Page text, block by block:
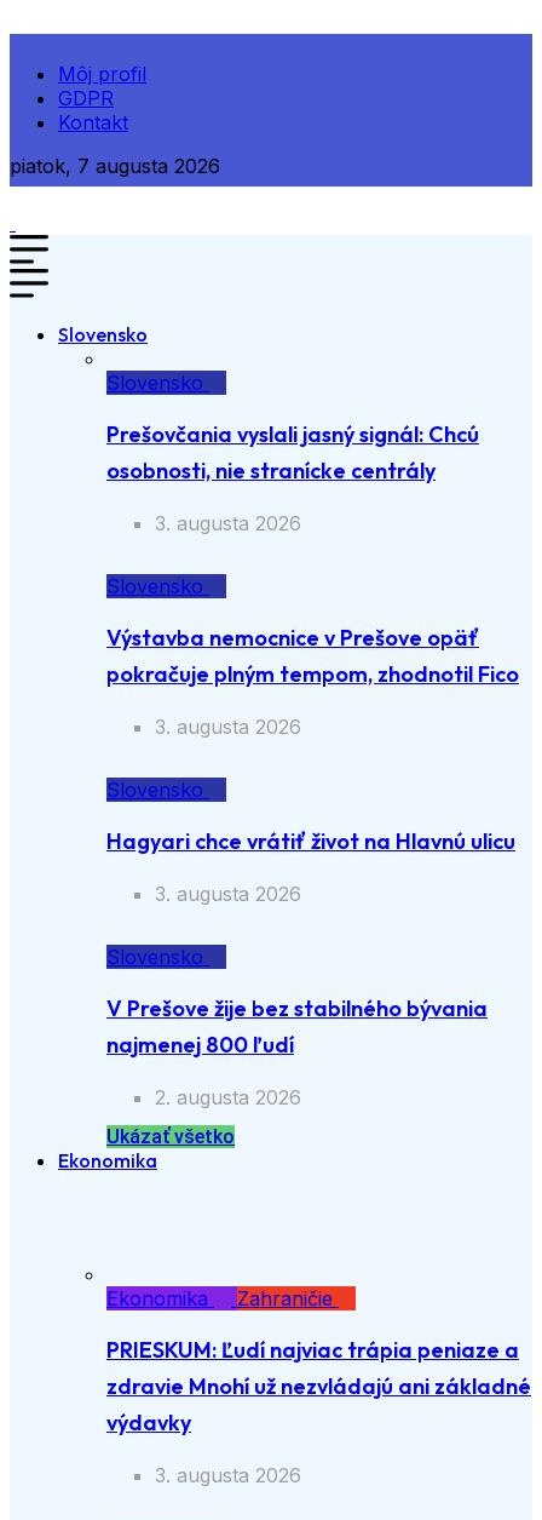
Môj profil
GDPR
Kontakt
piatok, 7 augusta 2026
Slovensko
Slovensko
Prešovčania vyslali jasný signál: Chcú
osobnosti, nie stranícke centrály
3. augusta 2026
Slovensko
Výstavba nemocnice v Prešove opäť
pokračuje plným tempom, zhodnotil Fico
3. augusta 2026
Slovensko
Hagyari chce vrátiť život na Hlavnú ulicu
3. augusta 2026
Slovensko
V Prešove žije bez stabilného bývania
najmenej 800 ľudí
2. augusta 2026
Ukázať všetko
Ekonomika
Ekonomika Zahraničie
PRIESKUM: Ľudí najviac trápia peniaze a
zdravie Mnohí už nezvládajú ani
základné výdavky
3. augusta 2026